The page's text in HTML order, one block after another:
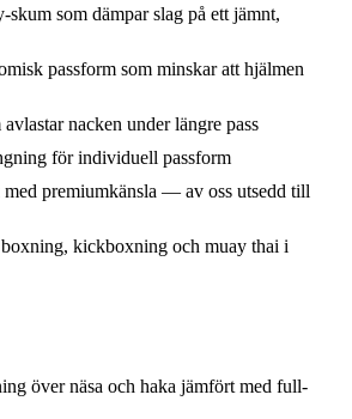
skum som dämpar slag på ett jämnt,
passform som minskar att hjälmen
nacken under längre pass
för individuell passform
med premiumkänsla — av oss utsedd till
kickboxning och muay thai i
över näsa och haka jämfört med full-